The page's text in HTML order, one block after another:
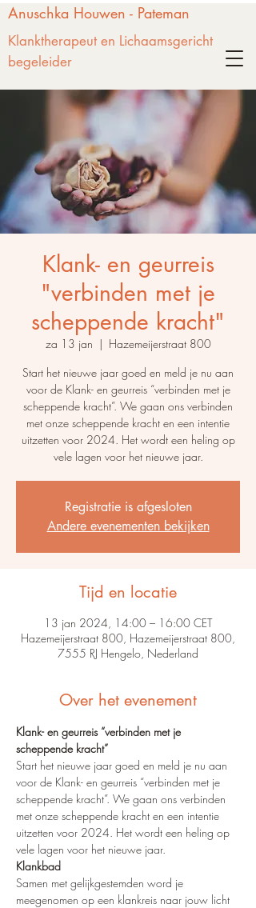
Anuschka Houwen - Pateman
Klanktherapeut en Lichaamsgericht
begeleider
Klank- en geurreis
"verbinden met je
scheppende kracht"
za 13 jan
  |
Hazemeijerstraat 800
Start het nieuwe jaar goed en meld je nu aan
voor de Klank- en geurreis “verbinden met je
scheppende kracht”. We gaan ons verbinden
met onze scheppende kracht en een intentie
uitzetten voor 2024. Het wordt een heling op
vele lagen voor het nieuwe jaar.
Registratie is afgesloten
Andere evenementen bekijken
Tijd en locatie
13 jan 2024, 14:00 – 16:00 CET
Hazemeijerstraat 800, Hazemeijerstraat 800,
7555 RJ Hengelo, Nederland
Over het evenement
Klank- en geurreis “verbinden met je
scheppende kracht”
Start het nieuwe jaar goed en meld je nu aan
voor de Klank- en geurreis “verbinden met je
scheppende kracht”. We gaan ons verbinden
met onze scheppende kracht en een intentie
uitzetten voor 2024. Het wordt een heling op
vele lagen voor het nieuwe jaar.
Klankbad
Samen met gelijkgestemden word je
meegenomen op een klankreis naar jouw licht